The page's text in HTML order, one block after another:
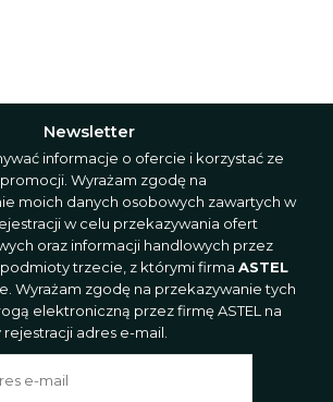
Newsletter
informacje o ofercie i korzystać ze
Wyrażam zgodę na
moich danych osobowych zawartych w
w celu przekazywania ofert
oraz informacji handlowych przez
trzecie, z którymi firma ASTEL
Wyrażam zgodę na przekazywanie tych
elektroniczną przez firmę ASTEL na
adres e-mail.